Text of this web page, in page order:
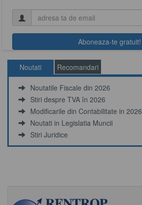
Noutati Recomandari
Noutatile Fiscale din 2026
Stiri despre TVA în 2026
Modificarile din Contabilitate in 2026
Noutati in Legislatia Muncii
Stiri Juridice